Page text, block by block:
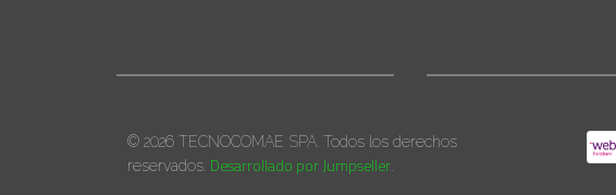
© 2026 TECNOCOMAE SPA. Todos los derechos
reservados. Desarrollado por Jumpseller